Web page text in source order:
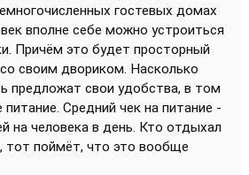
гостевых домах
вполне себе можно устроиться
Причём это будет просторный
своим двориком. Насколько
предложат свои удобства, в том
питание. Средний чек на питание -
на человека в день. Кто отдыхал
тот поймёт, что это вообще